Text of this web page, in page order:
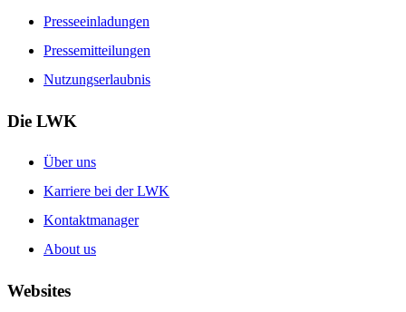
Presseeinladungen
Pressemitteilungen
Nutzungserlaubnis
Die LWK
Über uns
Karriere bei der LWK
Kontaktmanager
About us
Websites